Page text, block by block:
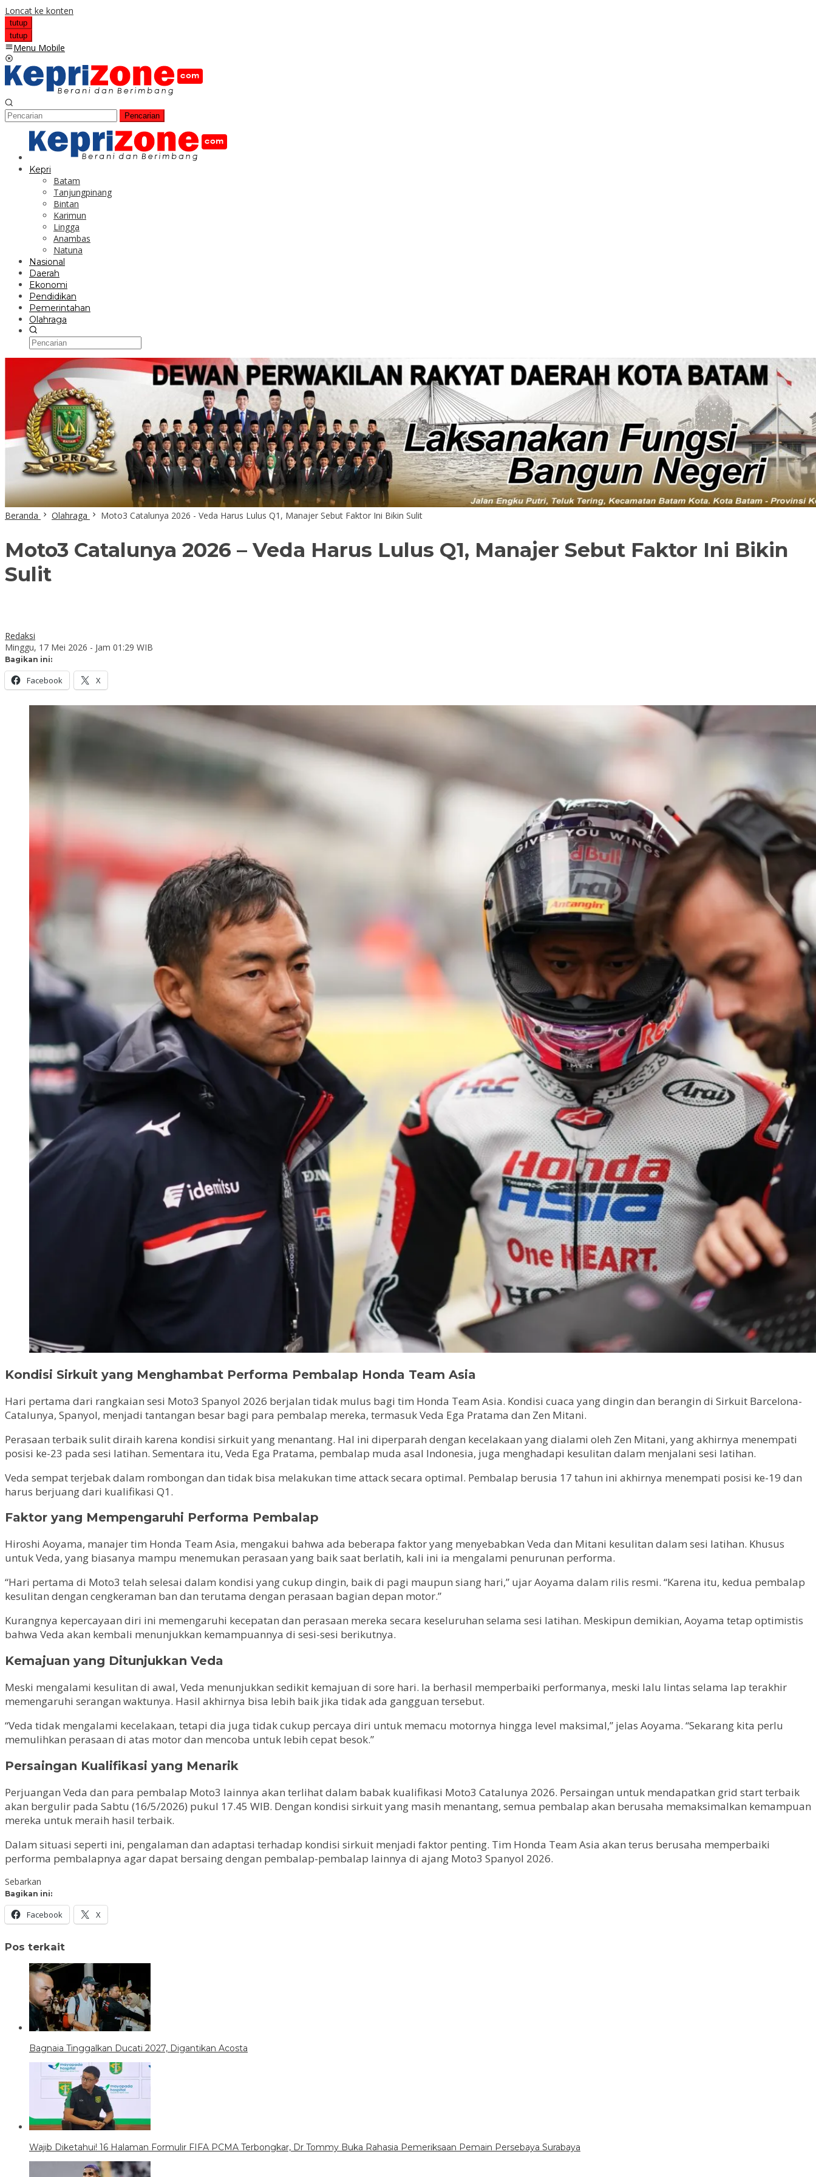
Loncat ke konten
tutup
tutup
Menu Mobile
Pencarian
Kepri
Batam
Tanjungpinang
Bintan
Karimun
Lingga
Anambas
Natuna
Nasional
Daerah
Ekonomi
Pendidikan
Pemerintahan
Olahraga
Beranda Olahraga Moto3 Catalunya 2026 - Veda Harus Lulus Q1, Manajer Sebut Faktor Ini Bikin Sulit
Moto3 Catalunya 2026 – Veda Harus Lulus Q1, Manajer Sebut Faktor Ini Bikin
Sulit
Redaksi
Minggu, 17 Mei 2026 - Jam 01:29 WIB
Bagikan ini:
Facebook X
Kondisi Sirkuit yang Menghambat Performa Pembalap Honda Team Asia
Hari pertama dari rangkaian sesi Moto3 Spanyol 2026 berjalan tidak mulus bagi tim Honda Team Asia. Kondisi cuaca yang dingin dan berangin di Sirkuit Barcelona-
Catalunya, Spanyol, menjadi tantangan besar bagi para pembalap mereka, termasuk Veda Ega Pratama dan Zen Mitani.
Perasaan terbaik sulit diraih karena kondisi sirkuit yang menantang. Hal ini diperparah dengan kecelakaan yang dialami oleh Zen Mitani, yang akhirnya menempati
posisi ke-23 pada sesi latihan. Sementara itu, Veda Ega Pratama, pembalap muda asal Indonesia, juga menghadapi kesulitan dalam menjalani sesi latihan.
Veda sempat terjebak dalam rombongan dan tidak bisa melakukan time attack secara optimal. Pembalap berusia 17 tahun ini akhirnya menempati posisi ke-19 dan
harus berjuang dari kualifikasi Q1.
Faktor yang Mempengaruhi Performa Pembalap
Hiroshi Aoyama, manajer tim Honda Team Asia, mengakui bahwa ada beberapa faktor yang menyebabkan Veda dan Mitani kesulitan dalam sesi latihan. Khusus
untuk Veda, yang biasanya mampu menemukan perasaan yang baik saat berlatih, kali ini ia mengalami penurunan performa.
“Hari pertama di Moto3 telah selesai dalam kondisi yang cukup dingin, baik di pagi maupun siang hari,” ujar Aoyama dalam rilis resmi. “Karena itu, kedua pembalap
kesulitan dengan cengkeraman ban dan terutama dengan perasaan bagian depan motor.”
Kurangnya kepercayaan diri ini memengaruhi kecepatan dan perasaan mereka secara keseluruhan selama sesi latihan. Meskipun demikian, Aoyama tetap optimistis
bahwa Veda akan kembali menunjukkan kemampuannya di sesi-sesi berikutnya.
Kemajuan yang Ditunjukkan Veda
Meski mengalami kesulitan di awal, Veda menunjukkan sedikit kemajuan di sore hari. Ia berhasil memperbaiki performanya, meski lalu lintas selama lap terakhir
memengaruhi serangan waktunya. Hasil akhirnya bisa lebih baik jika tidak ada gangguan tersebut.
“Veda tidak mengalami kecelakaan, tetapi dia juga tidak cukup percaya diri untuk memacu motornya hingga level maksimal,” jelas Aoyama. “Sekarang kita perlu
memulihkan perasaan di atas motor dan mencoba untuk lebih cepat besok.”
Persaingan Kualifikasi yang Menarik
Perjuangan Veda dan para pembalap Moto3 lainnya akan terlihat dalam babak kualifikasi Moto3 Catalunya 2026. Persaingan untuk mendapatkan grid start terbaik
akan bergulir pada Sabtu (16/5/2026) pukul 17.45 WIB. Dengan kondisi sirkuit yang masih menantang, semua pembalap akan berusaha memaksimalkan kemampuan
mereka untuk meraih hasil terbaik.
Dalam situasi seperti ini, pengalaman dan adaptasi terhadap kondisi sirkuit menjadi faktor penting. Tim Honda Team Asia akan terus berusaha memperbaiki
performa pembalapnya agar dapat bersaing dengan pembalap-pembalap lainnya di ajang Moto3 Spanyol 2026.
Sebarkan
Bagikan ini:
Facebook X
Pos terkait
Bagnaia Tinggalkan Ducati 2027, Digantikan Acosta
Wajib Diketahui! 16 Halaman Formulir FIFA PCMA Terbongkar, Dr Tommy Buka Rahasia Pemeriksaan Pemain Persebaya Surabaya